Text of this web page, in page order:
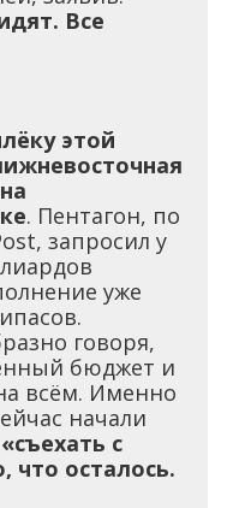
Все
этой
. Пентагон, по
запросил у
уже
говоря,
бюджет и
всём. Именно
начали
с
что осталось.